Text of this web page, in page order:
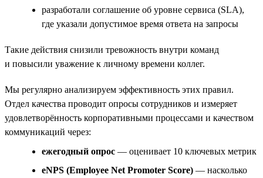
разработали соглашение об уровне сервиса (SLA),
где указали допустимое время ответа на запросы
Такие действия снизили тревожность внутри команд
и повысили уважение к личному времени коллег.
Мы регулярно анализируем эффективность этих правил.
Отдел качества проводит опросы сотрудников и измеряет
удовлетворённость корпоративными процессами и качеством
коммуникаций через:
ежегодный опрос — оценивает 10 ключевых метрик
eNPS (Employee Net Promoter Score) — насколько